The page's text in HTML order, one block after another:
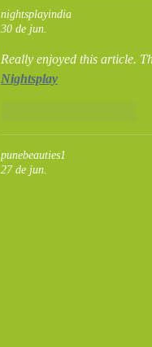
nightsplayindia
30 de jun.
Really enjoyed this article.
Nightsplay
punebeauties1
27 de jun.